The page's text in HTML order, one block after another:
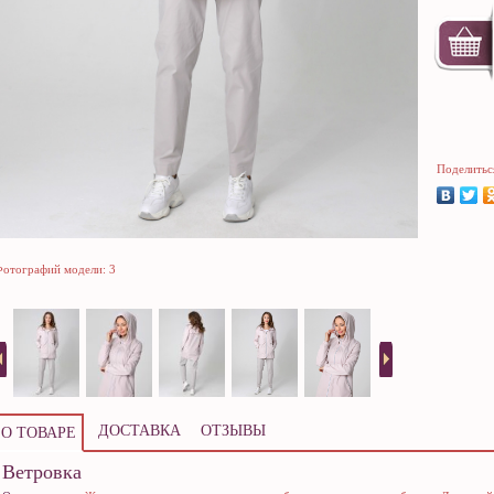
модели: 3
О ТОВАРЕ ДОСТАВКА ОТЗЫВЫ
Ветровка